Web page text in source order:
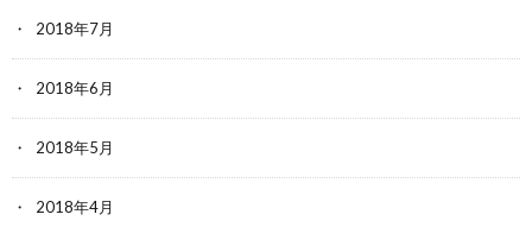
2018年7月
2018年6月
2018年5月
2018年4月